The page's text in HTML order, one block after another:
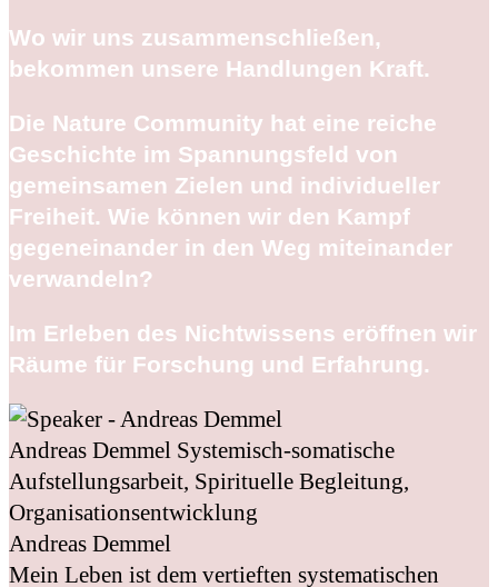
Wo wir uns zusammenschließen,
bekommen unsere Handlungen Kraft.
Die Nature Community hat eine reiche
Geschichte im Spannungsfeld von
gemeinsamen Zielen und individueller
Freiheit. Wie können wir den Kampf
gegeneinander in den Weg miteinander
verwandeln?
Im Erleben des Nichtwissens eröffnen wir
Räume für Forschung und Erfahrung.
Andreas Demmel Systemisch-somatische
Aufstellungsarbeit, Spirituelle Begleitung,
Organisationsentwicklung
Andreas Demmel
Mein Leben ist dem vertieften systematischen